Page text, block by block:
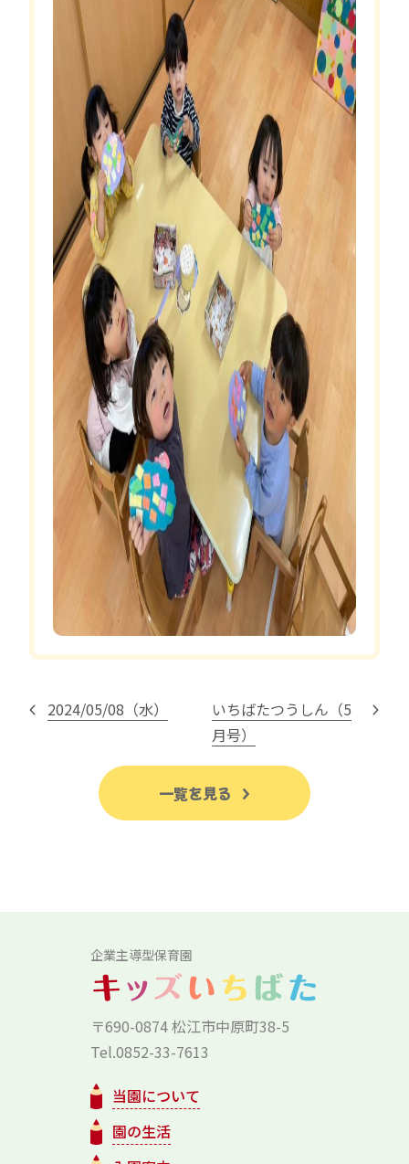
2024/05/08（水）
いちばたつうしん（5
月号）
一覧を見る
企業主導型保育園
〒690-0874 松江市中原町38-5
Tel.0852-33-7613
当園について
園の生活